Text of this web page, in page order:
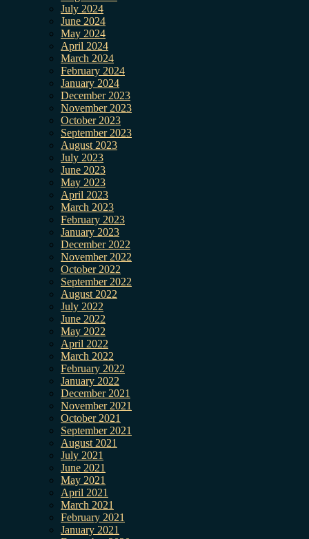
July 2024
June 2024
May 2024
April 2024
March 2024
February 2024
January 2024
December 2023
November 2023
October 2023
September 2023
August 2023
July 2023
June 2023
May 2023
April 2023
March 2023
February 2023
January 2023
December 2022
November 2022
October 2022
September 2022
August 2022
July 2022
June 2022
May 2022
April 2022
March 2022
February 2022
January 2022
December 2021
November 2021
October 2021
September 2021
August 2021
July 2021
June 2021
May 2021
April 2021
March 2021
February 2021
January 2021